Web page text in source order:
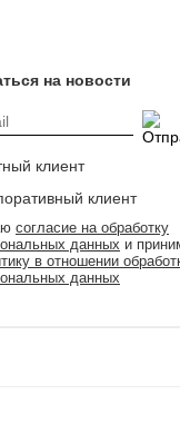
на новости
клиент
клиент
согласие на обработку
данных и
в отношении
данных